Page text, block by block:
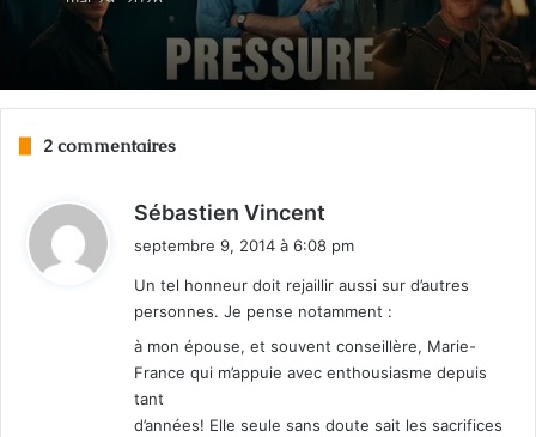
«Pressure»: la météo au service du jour J
2 commentaires
Sébastien Vincent
:
septembre 9, 2014 à 6:08 pm
Un tel honneur doit rejaillir aussi sur d’autres
personnes. Je pense notamment :
à mon épouse, et souvent conseillère, Marie-
France qui m’appuie avec enthousiasme depuis
tant
d’années! Elle seule sans doute sait les sacrifices